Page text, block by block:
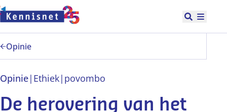
Doorgaan naar hoofdinhoud
Open
Opinie
Opinie| Ethiek| povombo
De herovering van het